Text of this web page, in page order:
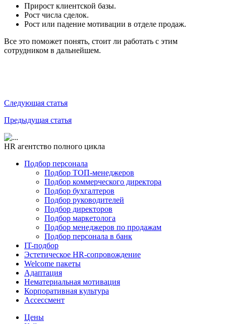
Прирост клиентской базы.
Рост числа сделок.
Рост или падение мотивации в отделе продаж.
Все это поможет понять, стоит ли работать с этим
сотрудником в дальнейшем.
Следующая статья
Предыдущая статья
HR агентство полного цикла
Подбор персонала
Подбор ТОП-менеджеров
Подбор коммерческого директора
Подбор бухгалтеров
Подбор руководителей
Подбор директоров
Подбор маркетолога
Подбор менеджеров по продажам
Подбор персонала в банк
IT-подбор
Эстетическое HR-сопровождение
Welcome пакеты
Адаптация
Нематериальная мотивация
Корпоративная культура
Ассессмент
Цены